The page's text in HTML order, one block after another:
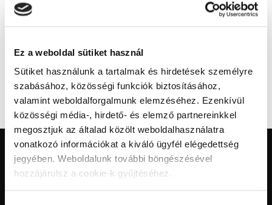
Ez a weboldal sütiket használ
Sütiket használunk a tartalmak és hirdetések személyre
szabásához, közösségi funkciók biztosításához,
valamint weboldalforgalmunk elemzéséhez. Ezenkívül
közösségi média-, hirdető- és elemző partnereinkkel
megosztjuk az általad közölt weboldalhasználatra
vonatkozó információkat a kiváló ügyfél elégedettség
jegyében. Weboldalunk további böngészésével
hozzájárulsz a cookie-k gyűjtéséhez.